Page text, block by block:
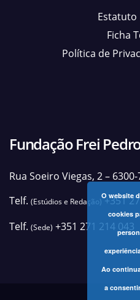
Estatuto
Ficha
Política de
Fundação Frei
Rua Soeiro Viegas, 2 –
Telf. (Estúdios e Redação)+351
Telf. (Sede) +351 271 214 043
O website
cookies
Ao
a